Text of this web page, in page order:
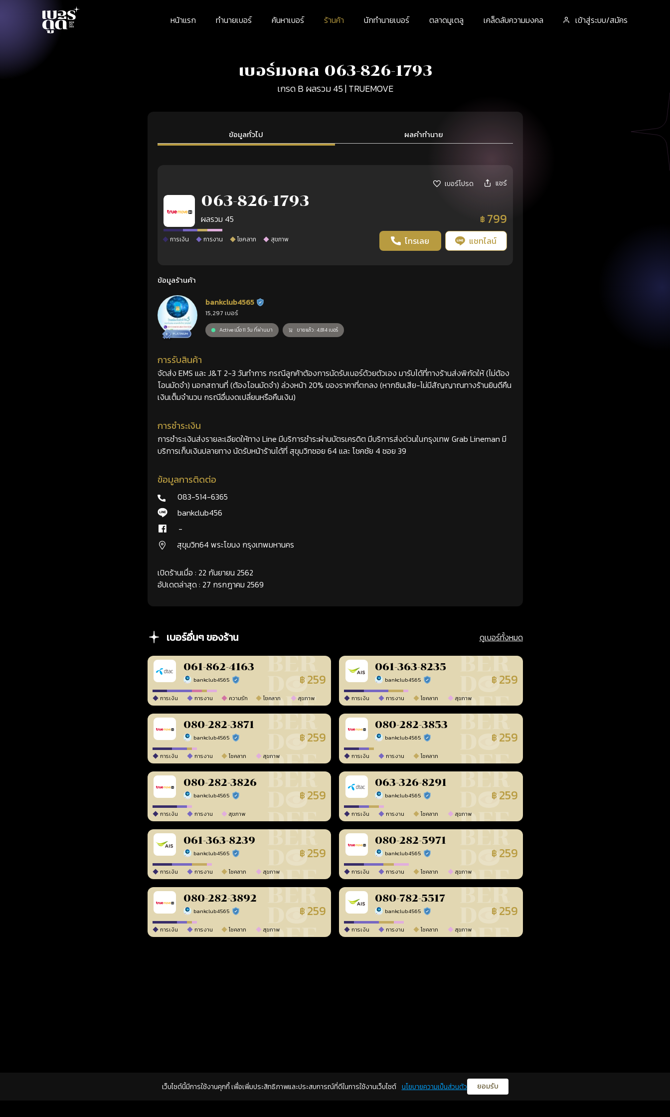
หน้าแรก ทำนายเบอร์ ค้นหาเบอร์ ร้านค้า นักทำนายเบอร์ ตลาดมูเตลู เคล็ดลับความมงคล เข้าสู่ระบบ/สมัคร
เบอร์มงคล 063-826-1793
เกรด B ผลรวม 45 | TRUEMOVE
ข้อมูลทั่วไป ผลคำทำนาย
เบอร์โปรด แชร์
063-826-1793
ผลรวม 45 ฿ 799
การเงิน การงาน โชคลาภ สุขภาพ โทรเลย แชทไลน์
ข้อมูลร้านค้า
bankclub4565 ร้านยืนยันแล้ว
15,297 เบอร์
Active เมื่อ 11 วัน ที่ผ่านมา ขายแล้ว : 4,814 เบอร์
การรับสินค้า
จัดส่ง EMS และ J&T 2-3 วันทำการ กรณีลูกค้าต้องการนัดรับเบอร์ด้วยตัวเอง มารับได้ที่ทางร้านส่งพิกัดให้ (ไม่ต้อง
โอนมัดจำ) นอกสถานที่ (ต้องโอนมัดจำ) ล่วงหน้า 20% ของราคาที่ตกลง (หากซิมเสีย-ไม่มีสัญญาณทางร้านยินดีคืน
เงินเต็มจำนวน กรณีอื่นงดเปลี่ยนหรือคืนเงิน)
การชำระเงิน
การชำระเงินส่งรายละเอียดให้ทาง Line มีบริการชำระผ่านบัตรเครดิต มีบริการส่งด่วนในกรุงเทพ Grab Lineman มี
บริการเก็บเงินปลายทาง นัดรับหน้าร้านได้ที่ สุขุมวิทซอย 64 และ โชคชัย 4 ซอย 39
ข้อมูลการติดต่อ
083-514-6365
bankclub456
-
สุขุมวิท64 พระโขนง กรุงเทพมหานคร
เปิดร้านเมื่อ : 22 กันยายน 2562
อัปเดตล่าสุด : 27 กรกฎาคม 2569
เบอร์อื่นๆ ของร้าน ดูเบอร์ทั้งหมด
061-862-4163
bankclub4565 ร้านยืนยันแล้ว ฿ 259
การเงิน การงาน ความรัก โชคลาภ สุขภาพ
061-363-8235
bankclub4565 ร้านยืนยันแล้ว ฿ 259
การเงิน การงาน โชคลาภ สุขภาพ
080-282-3871
bankclub4565 ร้านยืนยันแล้ว ฿ 259
การเงิน การงาน โชคลาภ สุขภาพ
080-282-3853
bankclub4565 ร้านยืนยันแล้ว ฿ 259
การเงิน การงาน โชคลาภ
080-282-3826
bankclub4565 ร้านยืนยันแล้ว ฿ 259
การเงิน การงาน สุขภาพ
063-326-8291
bankclub4565 ร้านยืนยันแล้ว ฿ 259
การเงิน การงาน โชคลาภ สุขภาพ
061-363-8239
bankclub4565 ร้านยืนยันแล้ว ฿ 259
การเงิน การงาน โชคลาภ สุขภาพ
080-282-5971
bankclub4565 ร้านยืนยันแล้ว ฿ 259
การเงิน การงาน โชคลาภ สุขภาพ
080-282-3892
bankclub4565 ร้านยืนยันแล้ว ฿ 259
การเงิน การงาน โชคลาภ สุขภาพ
080-782-5517
bankclub4565 ร้านยืนยันแล้ว ฿ 259
การเงิน การงาน โชคลาภ สุขภาพ
เว็บไซต์นี้มีการใช้งานคุกกี้ เพื่อเพิ่มประสิทธิภาพและประสบการณ์ที่ดีในการใช้งานเว็บไซต์ นโยบายความเป็นส่วนตัว ยอมรับ